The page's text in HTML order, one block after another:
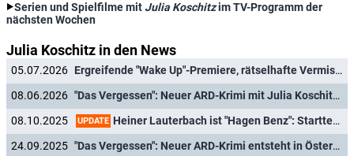
Serien und Spielfilme mit Julia Koschitzim TV-Programm der
nächsten Wochen
Julia Koschitz in den News
05.07.2026
Ergreifende "Wake Up"-Premiere, rätselhafte Vermisstenfälle und der Einstand des semineuen "Tatort: München"-Duos
08.06.2026
"Das Vergessen": Neuer ARD-Krimi mit Julia Koschitz ("Herrhausen") feiert Premiere
08.10.2025
UPDATE Heiner Lauterbach ist "Hagen Benz": Starttermin für neue Krimireihe
24.09.2025
"Das Vergessen": Neuer ARD-Krimi entsteht in Österreich